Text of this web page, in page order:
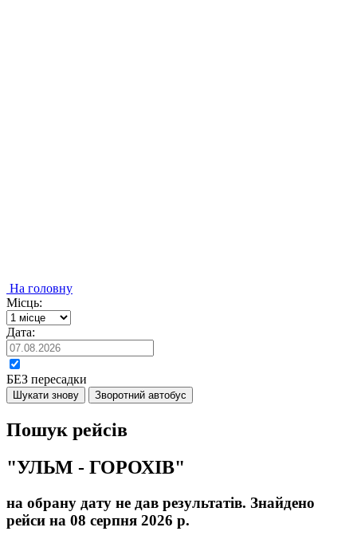
На головну
Місць:
Дата:
БЕЗ пересадки
Шукати знову Зворотний автобус
Пошук рейсів
"УЛЬМ - ГОРОХІВ"
на обрану дату не дав результатів. Знайдено
рейси на 08 серпня 2026 р.